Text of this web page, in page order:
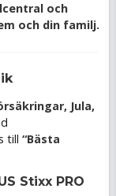
och
och din familj.
Jula,
till “Bästa
Stixx PRO